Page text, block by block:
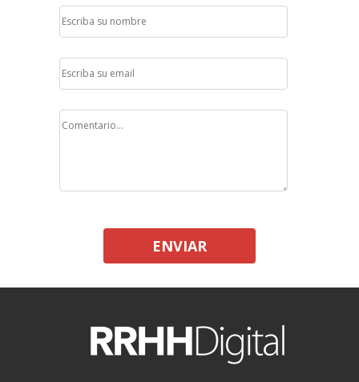
ENVIAR